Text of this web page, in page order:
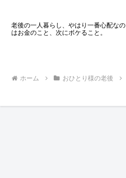
老後の一人暮らし、やはり一番心配なの
はお金のこと、次にボケること。
ホーム おひとり様の老後